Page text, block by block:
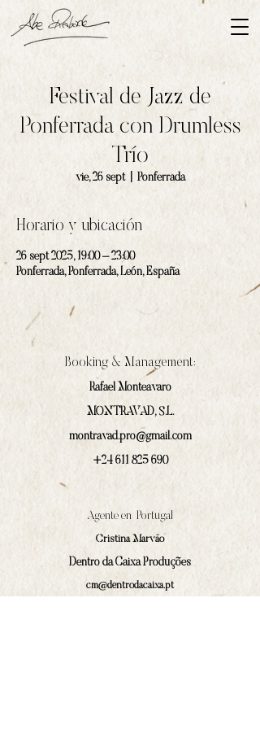
Festival de Jazz de
Ponferrada con Drumless
Trío
vie, 26 sept
  |
Ponferrada
Horario y ubicación
26 sept 2025, 19:00 – 23:00
Ponferrada, Ponferrada, León, España
Booking & Management:
Rafael Monteavaro
MONTRAVAD, S.L.
montravad.pro@gmail.com
+24 611 825 690
Agente en Portugal
Cristina Marväo
Dentro da Caixa Produções
cm@dentrodacaixa.pt